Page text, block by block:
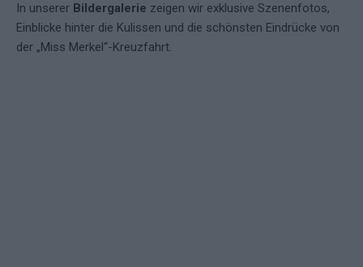
In unserer Bildergalerie zeigen wir exklusive Szenenfotos,
Einblicke hinter die Kulissen und die schönsten Eindrücke von
der „Miss Merkel“-Kreuzfahrt.